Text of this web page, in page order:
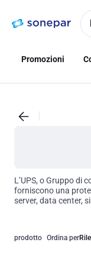
navigazionealla
Promozioni
L’UPS, o Gruppo di
forniscono una
server, data center,
continuità (UPS)?
corrente, scatta
sovratensione in
di alimentazione
manutenzione dei
prodotto Ordina per